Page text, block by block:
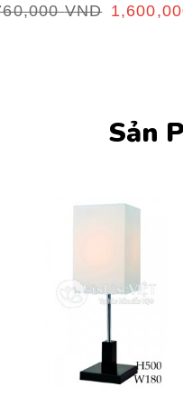
VND
Sản